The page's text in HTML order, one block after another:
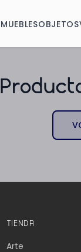
MUEBLESOBJETOS
TIENDA
Arte